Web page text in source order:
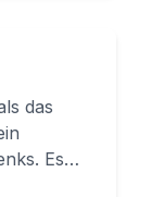
das
Es